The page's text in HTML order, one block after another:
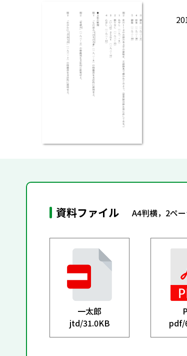
資料ファイル A4判横，2ペ
一太郎
jtd/31.0KB
pdf/